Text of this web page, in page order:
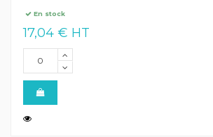
En stock
17,04 € HT